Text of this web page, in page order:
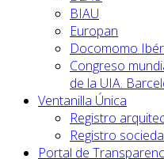
BIAU
Europan
Docomomo
Congreso
de la UIA.
Ventanilla Única
Registro
Registro
Portal de